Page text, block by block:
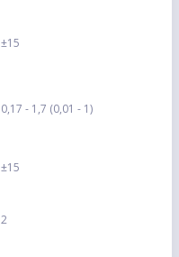
±15
0,17 - 1,7 (0,01 - 1)
±15
2